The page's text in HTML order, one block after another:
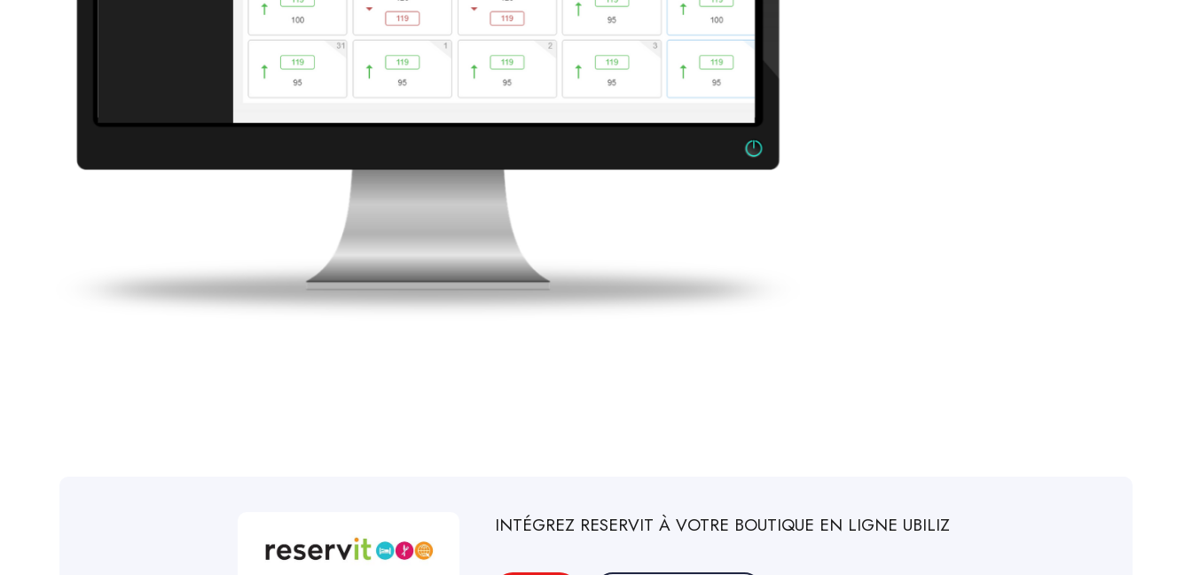
INTÉGREZ RESERVIT À VOTRE BOUTIQUE EN LIGNE UBILIZ